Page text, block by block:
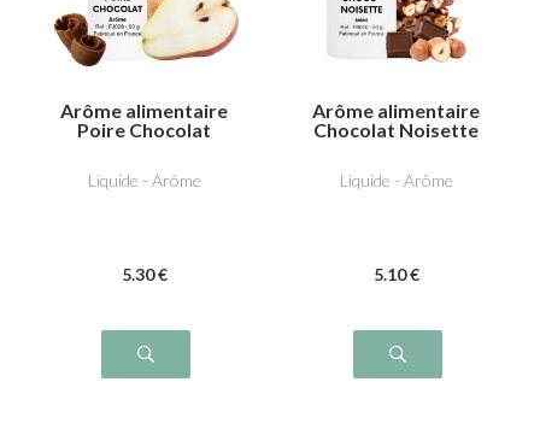
Arôme alimentaire
Poire Chocolat
Liquide - Arôme
5.30 €
Arôme alimentaire
Chocolat Noisette
Liquide - Arôme
5.10 €